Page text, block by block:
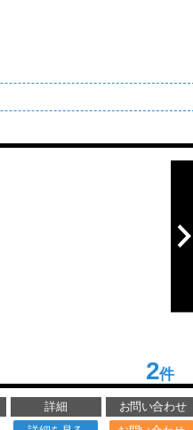
2件
詳細
お問い合わせ